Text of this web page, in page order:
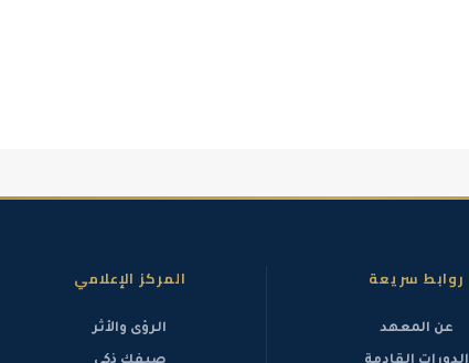
روابط سريعة
عن المعهد
المركز الإعلامي
الرؤى والأثر